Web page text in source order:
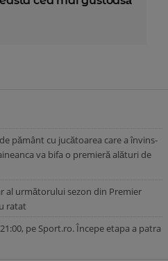
pământ cu jucătoarea care a învins-
va bifa o premieră alături de
al următorului sezon din Premier
ratat
pe Sport.ro. Începe etapa a patra